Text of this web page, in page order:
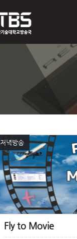
저녁방송
Fly to Movie